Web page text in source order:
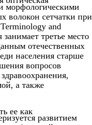
морфологическими
волокон сетчатки при
and
третье место
отечественных
населения старше
вопросов
а также
ее как
развитием